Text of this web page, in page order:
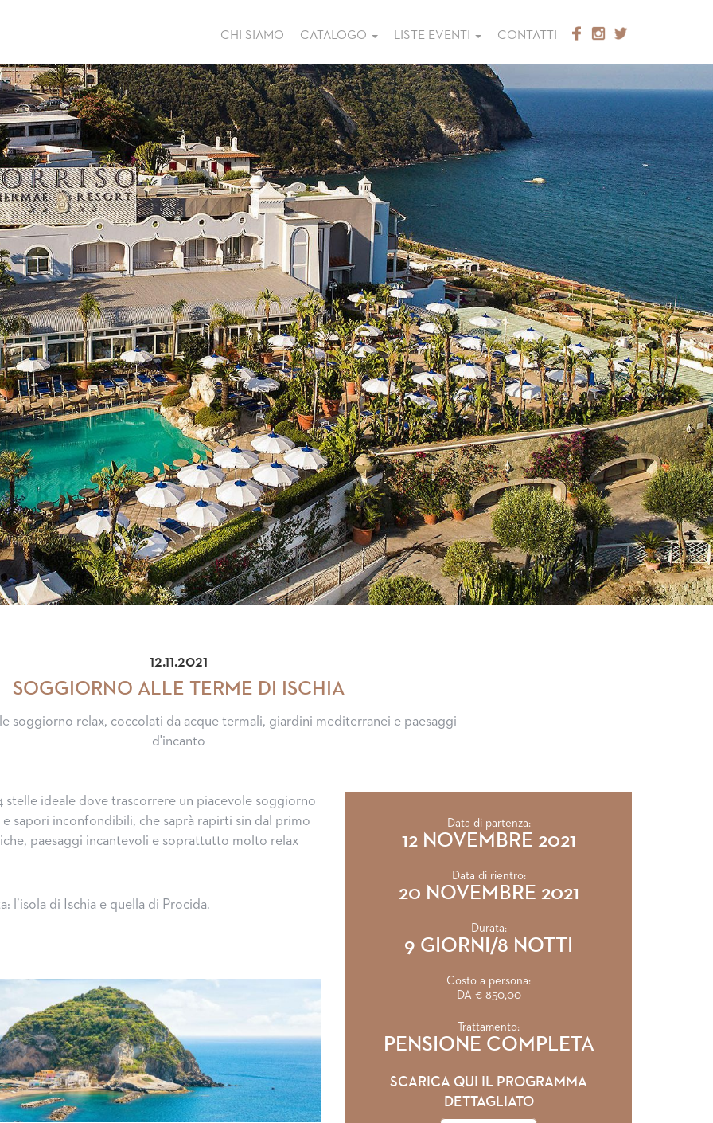
CHI SIAMO CATALOGO LISTE EVENTI CONTATTI
12.11.2021
SOGGIORNO ALLE TERME DI ISCHIA
soggiorno relax, coccolati da acque termali, giardini mediterranei e paesaggi
d'incanto
stelle ideale dove trascorrere un piacevole soggiorno
sapori inconfondibili, che saprà rapirti sin dal primo
paesaggi incantevoli e soprattutto molto relax
l’isola di Ischia e quella di Procida.
Data di partenza:
12 NOVEMBRE 2021
Data di rientro:
20 NOVEMBRE 2021
Durata:
9 GIORNI/8 NOTTI
Costo a persona:
DA € 850,00
Trattamento:
PENSIONE COMPLETA
SCARICA QUI IL PROGRAMMA
DETTAGLIATO